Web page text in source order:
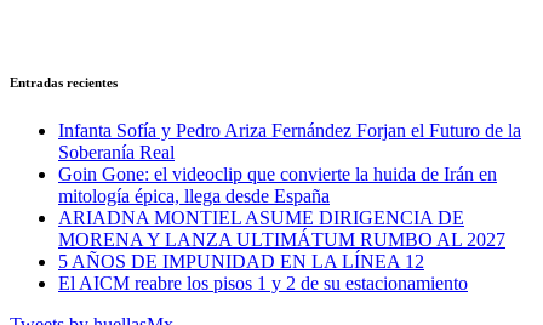
Entradas recientes
Infanta Sofía y Pedro Ariza Fernández Forjan el Futuro de la
Soberanía Real
Goin Gone: el videoclip que convierte la huida de Irán en
mitología épica, llega desde España
ARIADNA MONTIEL ASUME DIRIGENCIA DE
MORENA Y LANZA ULTIMÁTUM RUMBO AL 2027
5 AÑOS DE IMPUNIDAD EN LA LÍNEA 12
El AICM reabre los pisos 1 y 2 de su estacionamiento